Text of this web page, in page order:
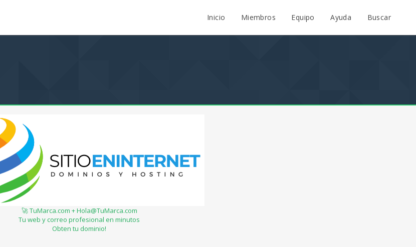
Inicio Miembros Equipo Ayuda Buscar
🚀 TuMarca.com + Hola@TuMarca.com
Tu web y correo profesional en minutos
Obten tu dominio!